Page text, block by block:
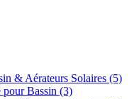
& Aérateurs Solaires (5)
pour Bassin (3)